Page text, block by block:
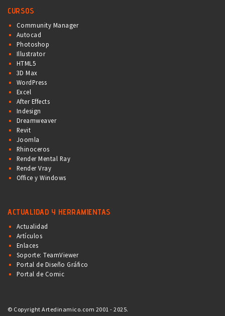
CURSOS
Community Manager
Autocad
Photoshop
Illustrator
HTML5
3D Max
WordPress
Excel
After Effects
Indesign
Dreamweaver
Revit
Joomla
Rhinoceros
Render Mental Ray
Render Vray
Office y Windows
ACTUALIDAD Y HERRAMIENTAS
Actualidad
Artículos
Enlaces
Soporte: TeamViewer
Portal de Diseño Gráfico
Portal de Comic
© Copyright Artedinamico.com 2001 - 2025.